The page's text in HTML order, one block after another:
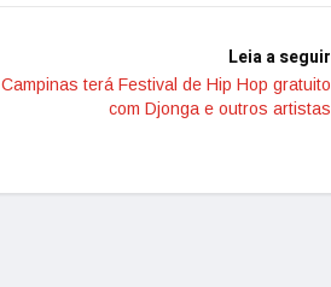
Leia a seguir
Campinas terá Festival de Hip Hop gratuito
com Djonga e outros artistas